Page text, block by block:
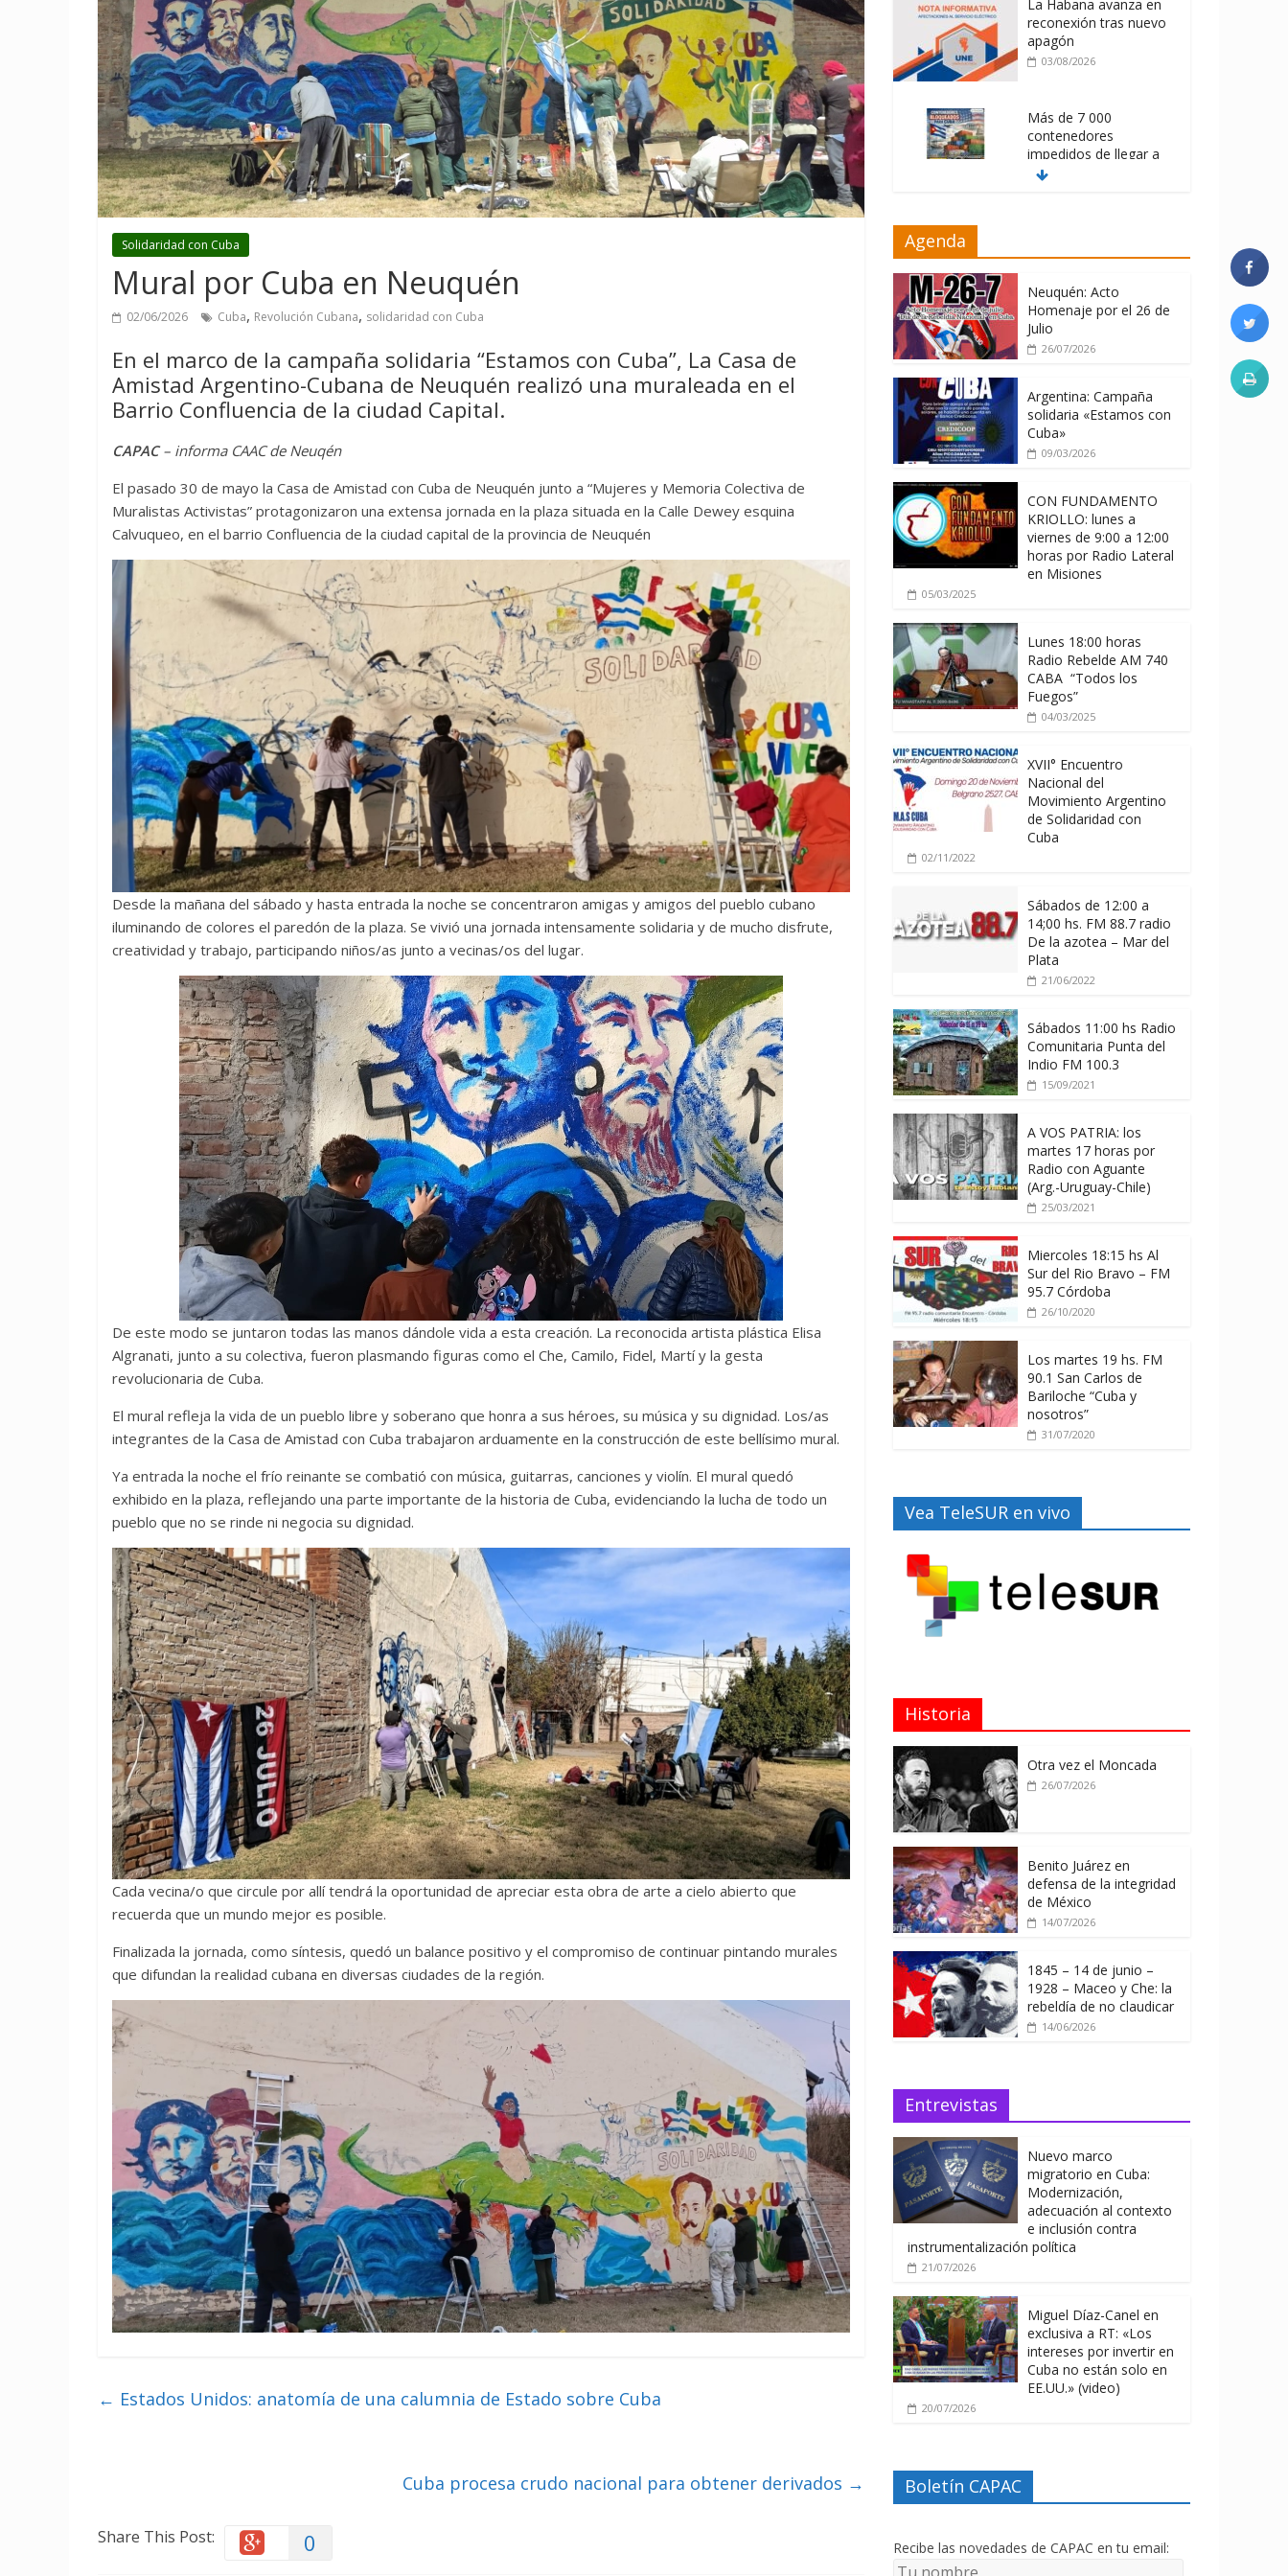
Solidaridad con Cuba
Mural por Cuba en Neuquén
02/06/2026 Cuba, Revolución Cubana, solidaridad con Cuba
En el marco de la campaña solidaria “Estamos con Cuba”, La Casa de
Amistad Argentino-Cubana de Neuquén realizó una muraleada en el
Barrio Confluencia de la ciudad Capital.
CAPAC– informa CAAC de Neuqén
El pasado 30 de mayo la Casa de Amistad con Cuba de Neuquén junto a “Mujeres y Memoria Colectiva de
Muralistas Activistas” protagonizaron una extensa jornada en la plaza situada en la Calle Dewey esquina
Calvuqueo, en el barrio Confluencia de la ciudad capital de la provincia de Neuquén
Desde la mañana del sábado y hasta entrada la noche se concentraron amigas y amigos del pueblo cubano
iluminando de colores el paredón de la plaza. Se vivió una jornada intensamente solidaria y de mucho disfrute,
creatividad y trabajo, participando niños/as junto a vecinas/os del lugar.
De este modo se juntaron todas las manos dándole vida a esta creación. La reconocida artista plástica Elisa
Algranati, junto a su colectiva, fueron plasmando figuras como el Che, Camilo, Fidel, Martí y la gesta
revolucionaria de Cuba.
El mural refleja la vida de un pueblo libre y soberano que honra a sus héroes, su música y su dignidad. Los/as
integrantes de la Casa de Amistad con Cuba trabajaron arduamente en la construcción de este bellísimo mural.
Ya entrada la noche el frío reinante se combatió con música, guitarras, canciones y violín. El mural quedó
exhibido en la plaza, reflejando una parte importante de la historia de Cuba, evidenciando la lucha de todo un
pueblo que no se rinde ni negocia su dignidad.
Cada vecina/o que circule por allí tendrá la oportunidad de apreciar esta obra de arte a cielo abierto que
recuerda que un mundo mejor es posible.
Finalizada la jornada, como síntesis, quedó un balance positivo y el compromiso de continuar pintando murales
que difundan la realidad cubana en diversas ciudades de la región.
← Estados Unidos: anatomía de una calumnia de Estado sobre Cuba
Cuba procesa crudo nacional para obtener derivados →
Share This Post: 0
La Habana avanza en
reconexión tras nuevo
apagón
03/08/2026
Más de 7 000
contenedores
impedidos de llegar a
Cuba
memorándum con
04/08/2026
Agenda
Neuquén: Acto
Homenaje por el 26 de
Julio
26/07/2026
Argentina: Campaña
solidaria «Estamos con
Cuba»
09/03/2026
CON FUNDAMENTO
KRIOLLO: lunes a
viernes de 9:00 a 12:00
horas por Radio Lateral
en Misiones
05/03/2025
Lunes 18:00 horas
Radio Rebelde AM 740
CABA “Todos los
Fuegos”
04/03/2025
XVII° Encuentro
Nacional del
Movimiento Argentino
de Solidaridad con
Cuba
02/11/2022
Sábados de 12:00 a
14;00 hs. FM 88.7 radio
De la azotea – Mar del
Plata
21/06/2022
Sábados 11:00 hs Radio
Comunitaria Punta del
Indio FM 100.3
15/09/2021
A VOS PATRIA: los
martes 17 horas por
Radio con Aguante
(Arg.-Uruguay-Chile)
25/03/2021
Miercoles 18:15 hs Al
Sur del Rio Bravo – FM
95.7 Córdoba
26/10/2020
Los martes 19 hs. FM
90.1 San Carlos de
Bariloche “Cuba y
nosotros”
31/07/2020
Vea TeleSUR en vivo
Historia
Otra vez el Moncada
26/07/2026
Benito Juárez en
defensa de la integridad
de México
14/07/2026
1845 – 14 de junio –
1928 – Maceo y Che: la
rebeldía de no claudicar
14/06/2026
Entrevistas
Nuevo marco
migratorio en Cuba:
Modernización,
adecuación al contexto
e inclusión contra
instrumentalización política
21/07/2026
Miguel Díaz-Canel en
exclusiva a RT: «Los
intereses por invertir en
Cuba no están solo en
EE.UU.» (video)
20/07/2026
Boletín CAPAC
Recibe las novedades de CAPAC en tu email: